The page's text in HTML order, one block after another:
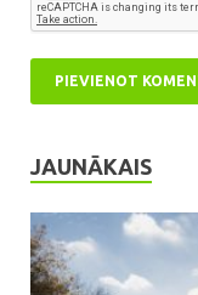
JAUNĀKAIS